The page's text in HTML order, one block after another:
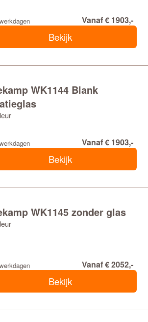
Vanaf € 1903,-
Bekijk
WK1144 Blank
Vanaf € 1903,-
Bekijk
WK1145 zonder glas
Vanaf € 2052,-
Bekijk